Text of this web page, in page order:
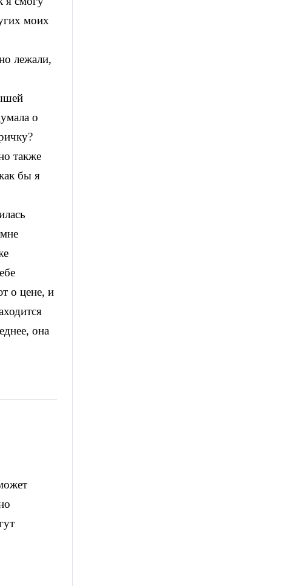
моих
лежали,
о
также
бы я
о цене, и
она